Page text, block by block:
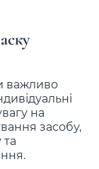
важливо
на
засобу,